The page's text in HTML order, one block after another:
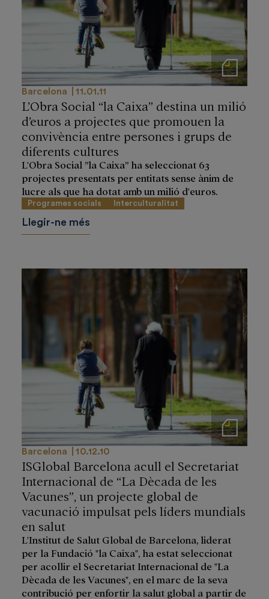
Notas de prensa
Barcelona 11.01.11
L’Obra Social “la Caixa” destina un milió
d’euros a projectes que promouen la
convivència entre persones i grups de
diferents cultures
L'Obra Social ”la Caixa” ha seleccionat 63
projectes presentats per entitats sense ànim de
lucre als que ha dotat amb un milió d'euros.
Programes socials Interculturalitat
Llegir-ne més
Notas de prensa
Barcelona 10.12.10
ISGlobal Barcelona acull el Secretariat
Internacional de “La Dècada de les
Vacunes”, un projecte global de
vacunació impulsat pels líders mundials
en salut
L'Institut de Salut Global de Barcelona, liderat
per la Fundació "la Caixa", ha estat seleccionat
per acollir el Secretariat Internacional de "La
Dècada de les Vacunes", en el marc de la seva
contribució per enfortir la salut global a partir de